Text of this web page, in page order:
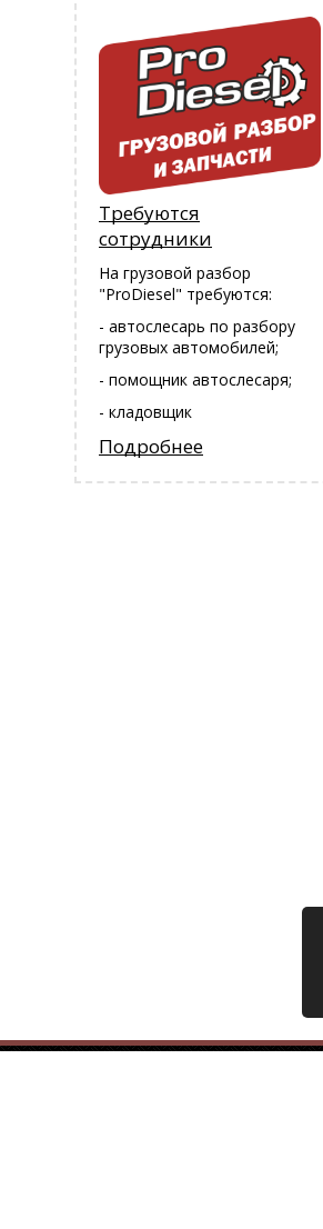
Требуются
сотрудники
На грузовой разбор
"ProDiesel" требуются:
- автослесарь по разбору
грузовых автомобилей;
- помощник автослесаря;
- кладовщик
Подробнее